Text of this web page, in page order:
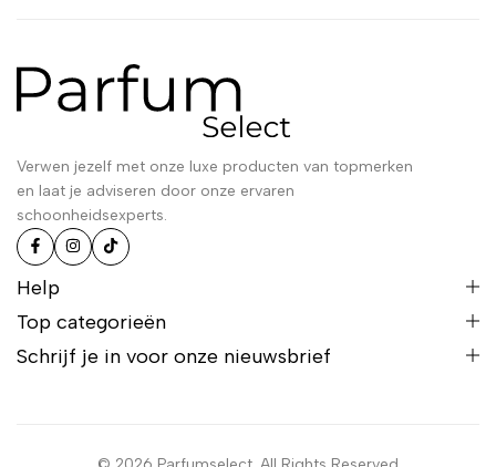
Verwen jezelf met onze luxe producten van topmerken
en laat je adviseren door onze ervaren
schoonheidsexperts.
Help
Top categorieën
Schrijf je in voor onze nieuwsbrief